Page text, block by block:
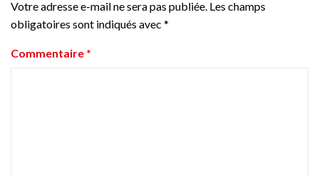
Votre adresse e-mail ne sera pas publiée. Les champs
obligatoires sont indiqués avec *
Commentaire *